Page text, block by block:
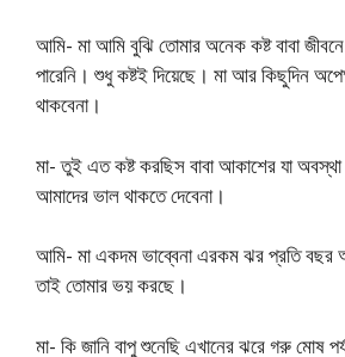
আমি- মা আমি বুঝি তোমার অনেক কষ্ট বাবা
পারেনি। শুধু কষ্টই দিয়েছে। মা আর কিছুদিন
থাকবেনা।
মা- তুই এত কষ্ট করছিস বাবা আকাশের যা
আমাদের ভাল থাকতে দেবেনা।
আমি- মা একদম ভাব্বেনা এরকম ঝর প্রতি বছর
তাই তোমার ভয় করছে।
মা- কি জানি বাপু শুনেছি এখানের ঝরে গরু মোষ